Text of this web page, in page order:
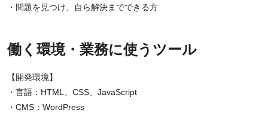
・問題を見つけ、自ら解決までできる方
働く環境・業務に使うツール
【開発環境】
・言語：HTML、CSS、JavaScript
・CMS：WordPress